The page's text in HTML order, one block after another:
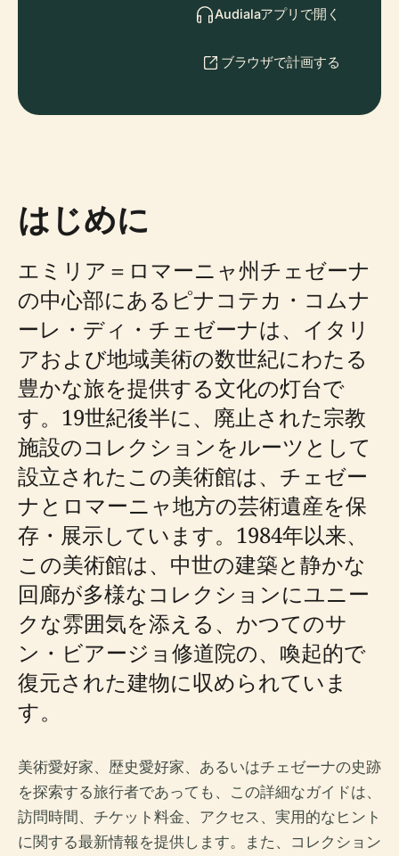
Audialaアプリで開く
ブラウザで計画する
はじめに
エミリア＝ロマーニャ州チェゼーナ
の中心部にあるピナコテカ・コムナ
ーレ・ディ・チェゼーナは、イタリ
アおよび地域美術の数世紀にわたる
豊かな旅を提供する文化の灯台で
す。19世紀後半に、廃止された宗教
施設のコレクションをルーツとして
設立されたこの美術館は、チェゼー
ナとロマーニャ地方の芸術遺産を保
存・展示しています。1984年以来、
この美術館は、中世の建築と静かな
回廊が多様なコレクションにユニー
クな雰囲気を添える、かつてのサ
ン・ビアージョ修道院の、喚起的で
復元された建物に収められていま
す。
美術愛好家、歴史愛好家、あるいはチェゼーナの史跡
を探索する旅行者であっても、この詳細なガイドは、
訪問時間、チケット料金、アクセス、実用的なヒント
に関する最新情報を提供します。また、コレクション